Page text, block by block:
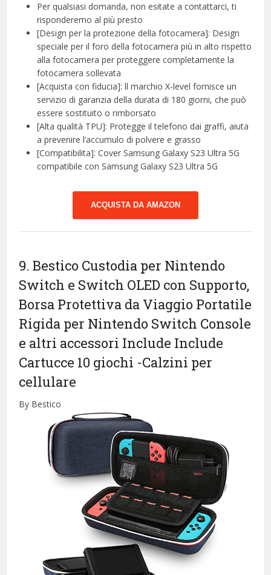
Per qualsiasi domanda, non esitate a contattarci, ti
risponderemo al più presto
[Design per la protezione della fotocamera]: Design
speciale per il foro della fotocamera più in alto rispetto
alla fotocamera per proteggere completamente la
fotocamera sollevata
[Acquista con fiducia]: ll marchio X-level fornisce un
servizio di garanzia della durata di 180 giorni, che può
essere sostituito o rimborsato
[Alta qualità TPU]: Protegge il telefono dai graffi, aiuta
a prevenire l’accumulo di polvere e grasso
[Compatibilita]: Cover Samsung Galaxy S23 Ultra 5G
compatibile con Samsung Galaxy S23 Ultra 5G
ACQUISTA DA AMAZON
9. Bestico Custodia per Nintendo
Switch e Switch OLED con Supporto,
Borsa Protettiva da Viaggio Portatile
Rigida per Nintendo Switch Console
e altri accessori Include Include
Cartucce 10 giochi -Calzini per
cellulare
By Bestico